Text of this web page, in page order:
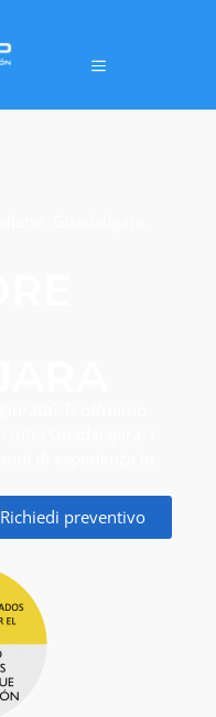
Richiedi preventivo